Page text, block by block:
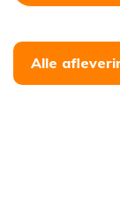
Alle